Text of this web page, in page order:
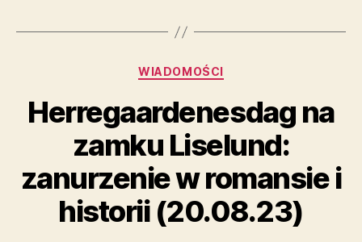
Kategorie
WIADOMOŚCI
Herregaardenesdag na
zamku Liselund:
zanurzenie w romansie i
historii (20.08.23)